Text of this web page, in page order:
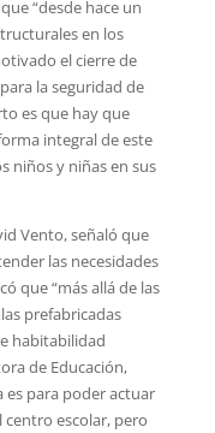
“desde hace un
en los
el cierre de
la seguridad de
es que hay que
integral de este
niños y niñas en sus
Vento, señaló que
las necesidades
que “más allá de las
prefabricadas
habitabilidad
de Educación,
es para poder actuar
centro escolar, pero